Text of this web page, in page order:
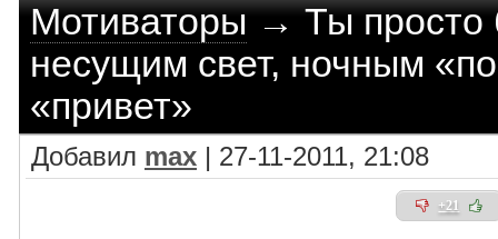
Мотиваторы→ Ты просто
несущим свет, ночным
«привет»
Добавил max | 27-11-2011, 21:08
+21